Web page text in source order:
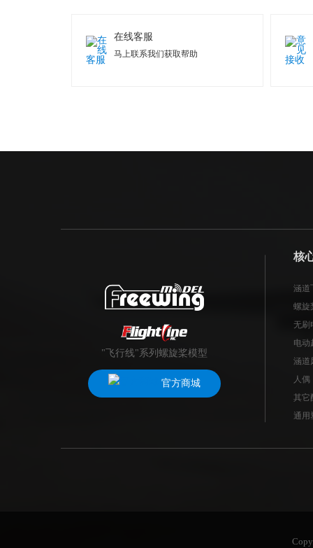
在线客服
马上联系我们获取帮助
"飞行线"系列螺旋桨模型
官方商城
核
涵道
螺旋
无刷
电动
涵道
人偶
其它
通用